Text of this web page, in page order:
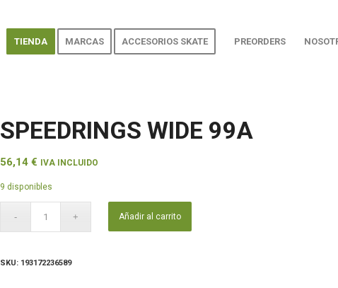
TIENDA MARCAS ACCESORIOS SKATE PREORDERS
SPEEDRINGS WIDE 99A
56,14€ IVA INCLUIDO
9 disponibles
Añadir al carrito
SKU: 193172236589